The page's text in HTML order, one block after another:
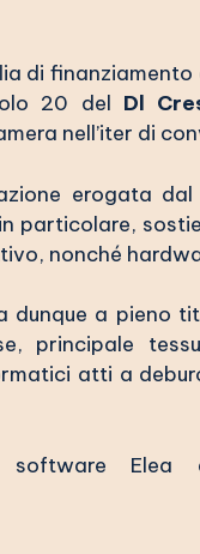
di
20 del Dl
nell’iter di
erogata
particolare,
nonché
dunque a pieno
principale
atti a
Elea